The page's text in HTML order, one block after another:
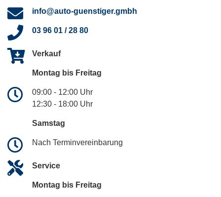
info@auto-guenstiger.gmbh
03 96 01 / 28 80
Verkauf
Montag bis Freitag
09:00 - 12:00 Uhr
12:30 - 18:00 Uhr
Samstag
Nach Terminvereinbarung
Service
Montag bis Freitag